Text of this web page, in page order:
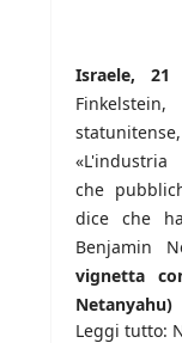
Israele,
«L'industria
che
dice che
Benjamin
vignetta
Netanyahu)
Leggi tutto: